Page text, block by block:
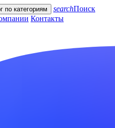
по категориям searchПоиск
Контакты